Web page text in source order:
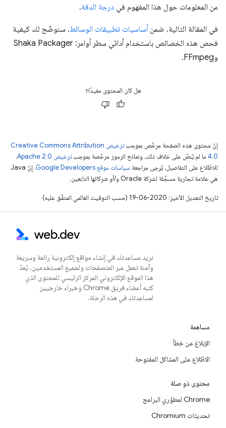
من المعلومات حول هذا المفهوم في درجة الدقة.
في المقالة التالية، ضمنأساسيات تطبيقات الوسائط، سنوضّح لك كيفية
فحص هذه الخصائص باستخدام أداتَي سطر أوامر: Shaka Packager
وFFmpeg.
هل كان المحتوى مفيدًا؟
إنّ محتوى هذه الصفحة مرخّص بموجب
ترخيص Creative Commons Attribution
4.0‏ ما لم يُنصّ على خلاف ذلك، ونماذج الرموز مرخّصة بموجبترخيص Apache 2.0‏
.
للاطّلاع على التفاصيل، يُرجى مراجعة سياسات موقع Google Developers‏
. إنّ Java
هي علامة تجارية مسجَّلة لشركة Oracle و/أو شركائها التابعين.
تاريخ التعديل الأخير: 2020-06-19 (حسب التوقيت العالمي المتفَّق عليه)
نريد مساعدتك في إنشاء مواقع إلكترونية رائعة وسريعة
وآمنة تعمل عبر المتصفحات ولجميع المستخدمين. يُعدّ
هذا الموقع الإلكتروني المركز الرئيسي للمحتوى الذي
كتبه أعضاء فريق Chrome وخبراء خارجيين
لمساعدتك في هذه الرحلة.
مساهمة
الإبلاغ عن خطأ
الاطّلاع على المشاكل المفتوحة
محتوى ذو صلة
Chrome لمطوّري البرامج
تحديثات Chromium